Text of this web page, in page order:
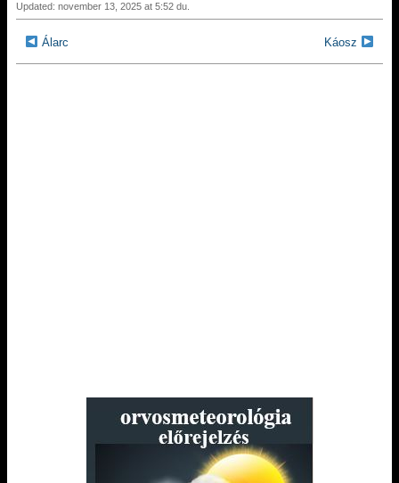
Updated: november 13, 2025 at 5:52 du.
Álarc Káosz